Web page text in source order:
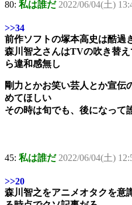
80: 私は誰だ 2022/06/04(土)
>>34
前作ソフトの塚本高史は酷過
森川智之さんはTVの吹き替
ら違和感無し
剛力とかお笑い芸人とか宣伝
めてほしい
その時は旬でも、後になって
45: 私は誰だ 2022/06/04(土)
>>20
森川智之をアニメオタクを意